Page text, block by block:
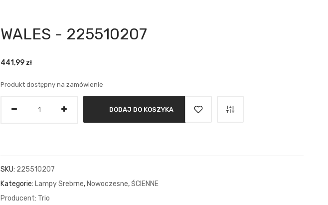
WALES - 225510207
441,99 zł
Produkt dostępny na zamówienie
DODAJ DO KOSZYKA
SKU: 225510207
Kategorie: Lampy Srebrne, Nowoczesne,ŚCIENNE
Trio